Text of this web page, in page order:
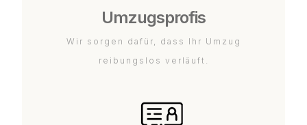
Umzugsprofis
Wir sorgen dafür, dass Ihr Umzug
reibungslos verläuft.